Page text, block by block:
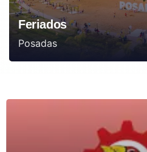
Feriados
Posadas